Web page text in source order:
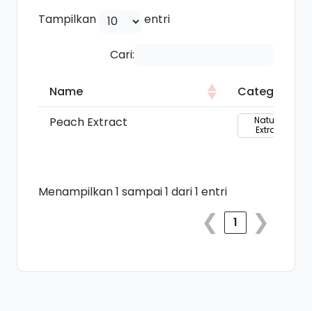
Tampilkan entri
Cari:
Name
Category
Name
Category
Peach Extract
Natural
Extract
Menampilkan 1 sampai 1 dari 1 entri
❮ 1 ❯